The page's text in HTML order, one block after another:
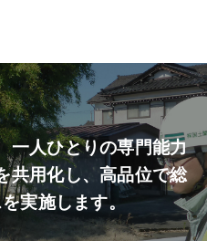
一人ひとりの専門能力
共用化し、高品位で総
実施します。